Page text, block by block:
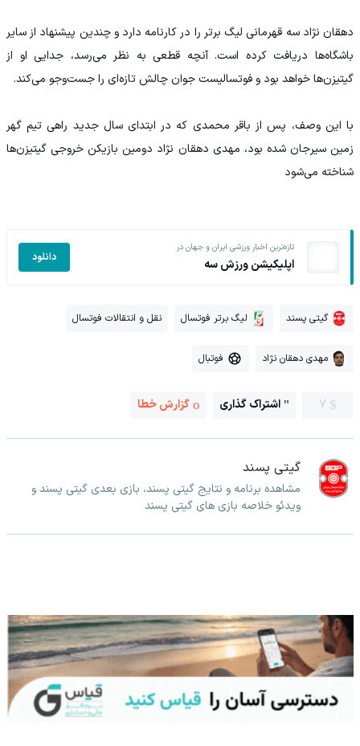
دهقان نژاد سه قهرمانی لیگ برتر را در کارنامه دارد و چندین پیشنهاد از سایر
باشگاه‌ها دریافت کرده است. آنچه قطعی به نظر می‌رسد، جدایی او از
گیتیزن‌ها خواهد بود و فوتسالیست جوان چالش تازه‌ای را جست‌وجو می‌کند.
با این وصف، پس از باقر محمدی که در ابتدای سال جدید راهی تیم گهر
زمین سیرجان شده بود، مهدی دهقان نژاد دومین بازیکن خروجی گیتیزن‌ها
شناخته می‌شود
تازه‌ترین اخبار ورزشی ایران و جهان در
اپلیکیشن ورزش سه دانلود
گیتی پسند لیگ برتر فوتسال نقل و انتقالات فوتسال
مهدی دهقان نژاد فوتبال
7 اشتراک گذاری گزارش خطا
گیتی پسند
مشاهده برنامه و نتایج گیتی پسند، بازی بعدی گیتی پسند و
ویدئو خلاصه بازی های گیتی پسند